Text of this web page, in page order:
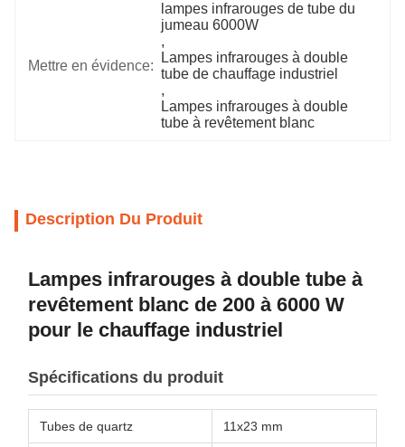
Mettre en évidence:
lampes infrarouges de tube du
jumeau 6000W
,
Lampes infrarouges à double
tube de chauffage industriel
,
Lampes infrarouges à double
tube à revêtement blanc
Description Du Produit
Lampes infrarouges à double tube à
revêtement blanc de 200 à 6000 W
pour le chauffage industriel
Spécifications du produit
Tubes de quartz 11x23 mm